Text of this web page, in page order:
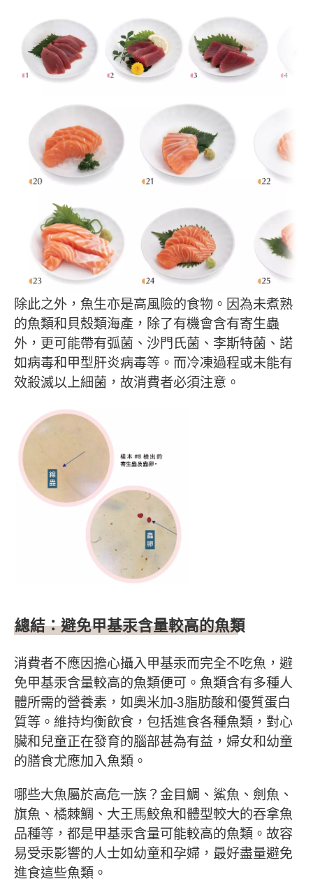
除此之外，魚生亦是高風險的食物。因為未煮熟
的魚類和貝殼類海產，除了有機會含有寄生蟲
外，更可能帶有弧菌、沙門氏菌、李斯特菌、諾
如病毒和甲型肝炎病毒等。而冷凍過程或未能有
效殺滅以上細菌，故消費者必須注意。
總結：避免甲基汞含量較高的魚類
消費者不應因擔心攝入甲基汞而完全不吃魚，避
免甲基汞含量較高的魚類便可。魚類含有多種人
體所需的營養素，如奧米加-3脂肪酸和優質蛋白
質等。維持均衡飲食，包括進食各種魚類，對心
臟和兒童正在發育的腦部甚為有益，婦女和幼童
的膳食尤應加入魚類。
哪些大魚屬於高危一族？金目鯛、鯊魚、劍魚、
旗魚、橘棘鯛、大王馬鮫魚和體型較大的吞拿魚
品種等，都是甲基汞含量可能較高的魚類。故容
易受汞影響的人士如幼童和孕婦，最好盡量避免
進食這些魚類。